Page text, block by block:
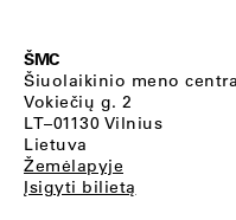
ŠMC
Šiuolaikinio meno
Vokiečių g. 2
LT–01130 Vilnius
Lietuva
Žemėlapyje
Įsigyti bilietą